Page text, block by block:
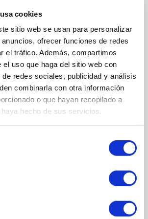
cookies
sitio web se usan para personalizar
ofrecer funciones de redes
el tráfico. Además, compartimos
el uso que haga del sitio web con
redes sociales, publicidad y análisis
combinarla con otra información
o que hayan recopilado a
hecho de sus servicios.
C: Complejo avanzado de vitamina C pura
de liberación progresiva.
: que calma, regenera y fortalece la piel,
y confort.
B3).
.
mejora la textura y luminosidad de la piel.
que ayuda a suavizar líneas de expresión
Alcohol, Glyceryl Stearate, Panthenol,
Caprylate/Caprate, PEG-75 Stearate,